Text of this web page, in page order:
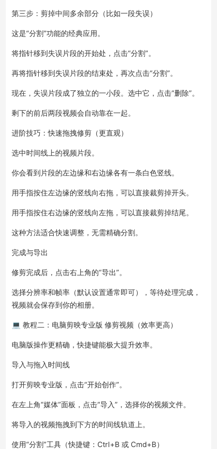
第三步：剪掉中间多余部分（比如一段失误）
这是“分割”功能的经典应用。
将指针移到失误片段的开始处，点击“分割”。
再将指针移到失误片段的结束处，再次点击“分割”。
现在，失误片段成了独立的一小段。选中它，点击“删除”。
剩下的前后两段视频会自动靠在一起。
进阶技巧：快速拖拽修剪（更直观）
选中时间线上的视频片段。
你会看到片段的左边缘和右边缘各有一条白色竖线。
用手指按住左边缘的竖线向右拖，可以直接裁剪掉开头。
用手指按住右边缘的竖线向左拖，可以直接裁剪掉结尾。
这种方法适合快速调整，无需精确分割。
完成与导出
修剪完成后，点击右上角的“导出”。
选择分辨率和帧率（默认设置通常即可），等待处理完成，
视频就会保存到你的相册。
💻 教程二：电脑剪映专业版 修剪视频（效率更高）
电脑版操作更精确，快捷键能极大提升效率。
导入与拖入时间线
打开剪映专业版，点击“开始创作”。
在左上角“媒体”面板，点击“导入”，选择你的视频文件。
将导入的视频拖拽到下方的时间线轨道上。
使用“分割”工具（快捷键：Ctrl+B 或 Cmd+B）